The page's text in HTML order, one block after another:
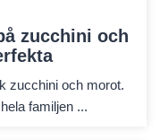
zucchini och
zucchini och morot.
familjen ...